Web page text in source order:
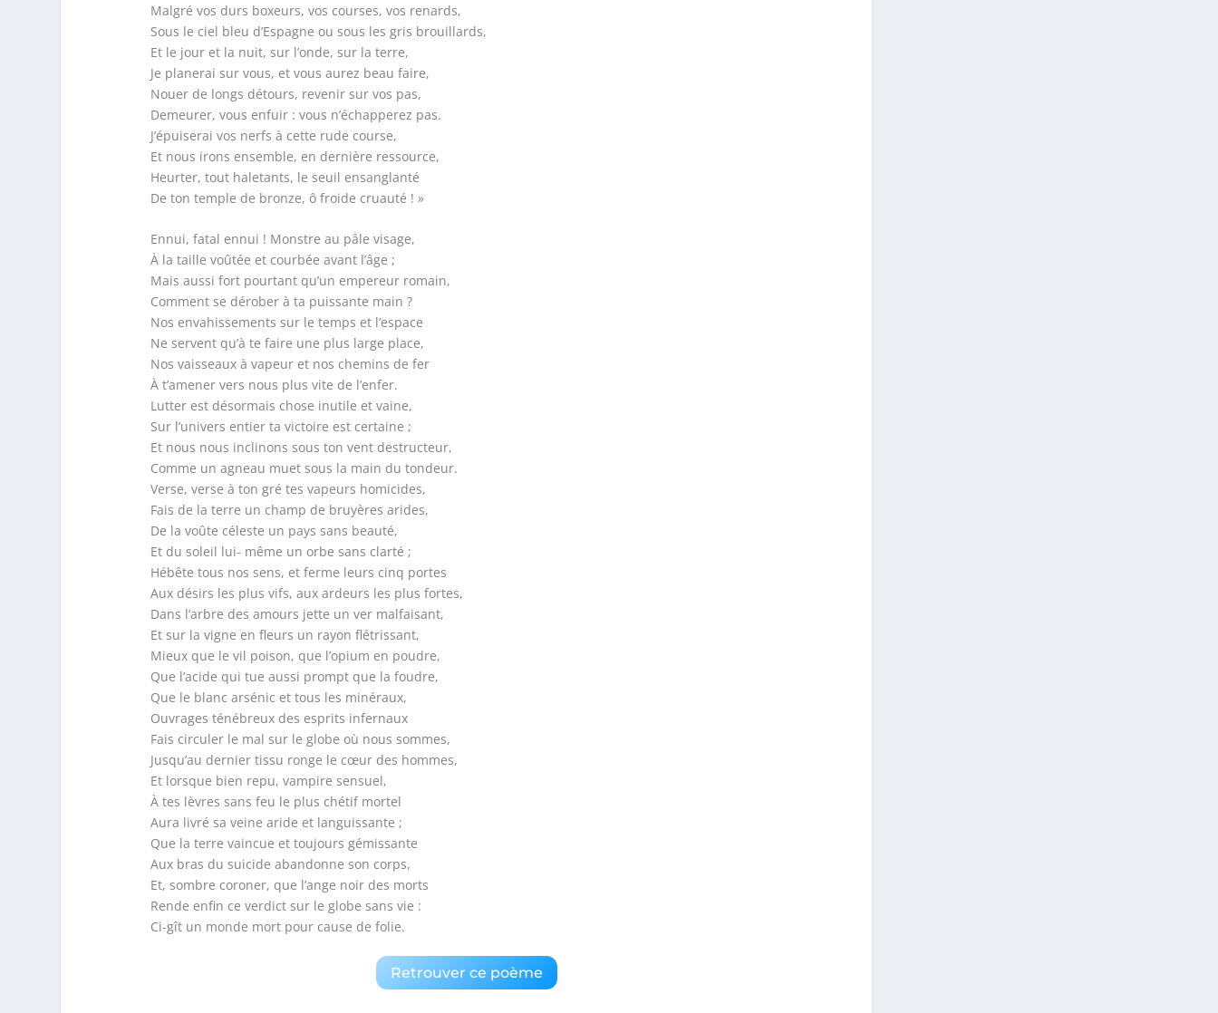
Malgré vos durs boxeurs, vos courses, vos renards,
Sous le ciel bleu d’Espagne ou sous les gris brouillards,
Et le jour et la nuit, sur l’onde, sur la terre,
Je planerai sur vous, et vous aurez beau faire,
Nouer de longs détours, revenir sur vos pas,
Demeurer, vous enfuir : vous n’échapperez pas.
J’épuiserai vos nerfs à cette rude course,
Et nous irons ensemble, en dernière ressource,
Heurter, tout haletants, le seuil ensanglanté
De ton temple de bronze, ô froide cruauté ! »
Ennui, fatal ennui ! Monstre au pâle visage,
À la taille voûtée et courbée avant l’âge ;
Mais aussi fort pourtant qu’un empereur romain,
Comment se dérober à ta puissante main ?
Nos envahissements sur le temps et l’espace
Ne servent qu’à te faire une plus large place,
Nos vaisseaux à vapeur et nos chemins de fer
À t’amener vers nous plus vite de l’enfer.
Lutter est désormais chose inutile et vaine,
Sur l’univers entier ta victoire est certaine ;
Et nous nous inclinons sous ton vent destructeur,
Comme un agneau muet sous la main du tondeur.
Verse, verse à ton gré tes vapeurs homicides,
Fais de la terre un champ de bruyères arides,
De la voûte céleste un pays sans beauté,
Et du soleil lui- même un orbe sans clarté ;
Hébête tous nos sens, et ferme leurs cinq portes
Aux désirs les plus vifs, aux ardeurs les plus fortes,
Dans l’arbre des amours jette un ver malfaisant,
Et sur la vigne en fleurs un rayon flétrissant,
Mieux que le vil poison, que l’opium en poudre,
Que l’acide qui tue aussi prompt que la foudre,
Que le blanc arsénic et tous les minéraux,
Ouvrages ténébreux des esprits infernaux
Fais circuler le mal sur le globe où nous sommes,
Jusqu’au dernier tissu ronge le cœur des hommes,
Et lorsque bien repu, vampire sensuel,
À tes lèvres sans feu le plus chétif mortel
Aura livré sa veine aride et languissante ;
Que la terre vaincue et toujours gémissante
Aux bras du suicide abandonne son corps,
Et, sombre coroner, que l’ange noir des morts
Rende enfin ce verdict sur le globe sans vie :
Ci-gît un monde mort pour cause de folie.
Retrouver ce poème